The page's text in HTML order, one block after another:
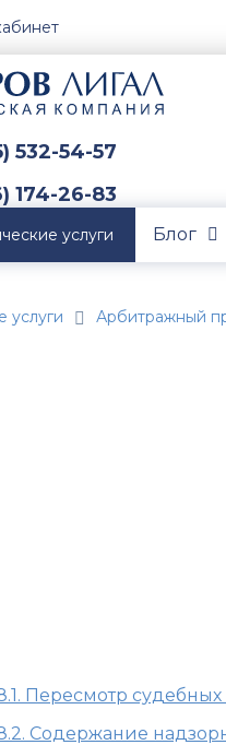
532-54-57
174-26-83
услуги Блог
услуги Арбитражный
Пересмотр
Содержание